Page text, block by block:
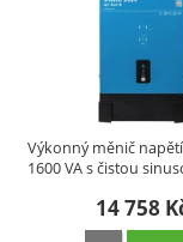
Výkonný měnič
1600 VA s čistou
14 758